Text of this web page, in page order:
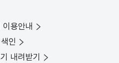
용안내
인
내려받기